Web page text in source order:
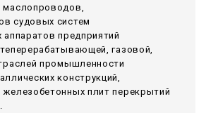
маслопроводов,
судовых систем
аппаратов предприятий
газовой,
промышленности
конструкций,
плит перекрытий